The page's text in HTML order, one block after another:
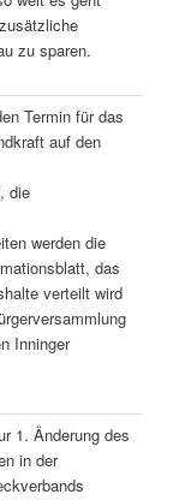
zu sparen.
Termin für das
auf den
die
werden die
das
verteilt wird
Inninger
1. Änderung des
in der